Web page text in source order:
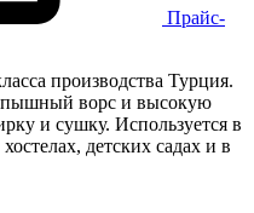
Прайс-
производства Турция.
пышный ворс и высокую
и сушку. Используется в
детских садах и в